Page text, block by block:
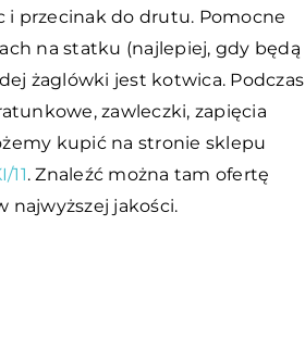
i przecinak do drutu. Pomocne
na statku (najlepiej, gdy będą
żaglówki jest kotwica. Podczas
zawleczki, zapięcia
kupić na stronie sklepu
11. Znaleźć można tam ofertę
najwyższej jakości.